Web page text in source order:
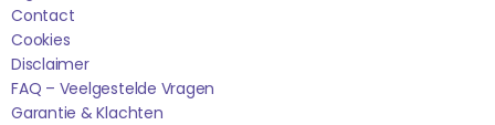
Contact
Cookies
Disclaimer
FAQ – Veelgestelde Vragen
Garantie & Klachten